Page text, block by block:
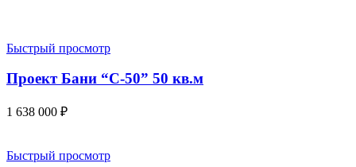
Быстрый просмотр
Проект Бани “С-50” 50 кв.м
1 638 000 ₽
Быстрый просмотр